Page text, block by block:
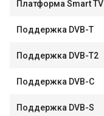
Платформа Smart TV
Поддержка DVB-T
Поддержка DVB-T2
Поддержка DVB-C
Поддержка DVB-S